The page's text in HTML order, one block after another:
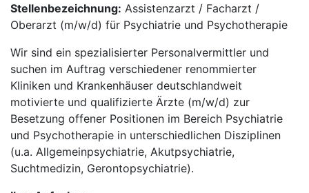
Stellenbezeichnung: Assistenzarzt / Facharzt /
Oberarzt (m/w/d) für Psychiatrie und Psychotherapie
Wir sind ein spezialisierter Personalvermittler und
suchen im Auftrag verschiedener renommierter
Kliniken und Krankenhäuser deutschlandweit
motivierte und qualifizierte Ärzte (m/w/d) zur
Besetzung offener Positionen im Bereich Psychiatrie
und Psychotherapie in unterschiedlichen Disziplinen
(u.a. Allgemeinpsychiatrie, Akutpsychiatrie,
Suchtmedizin, Gerontopsychiatrie).